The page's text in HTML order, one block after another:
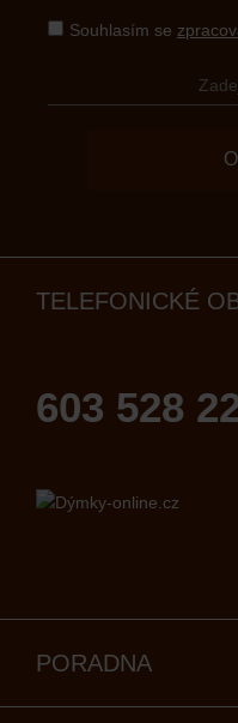
Souhlasím se
TELEFONICKÉ
603 528
PORADNA